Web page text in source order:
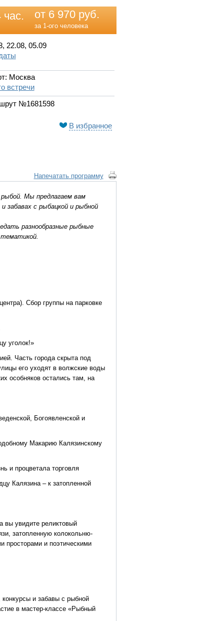
час. от 6 970 руб.
за 1-ого человека
22.08, 05.09
Москва
встречи
№1681598
В избранное
Напечатать программу
рыбой. Мы предлагаем вам
забавах с рыбацкой и рыбной
разнообразные рыбные
тематикой.
Сбор группы на парковке
уголок!»
Часть города скрыта под
его уходят в волжские воды
особняков остались там, на
Богоявленской и
Макарию Калязинскому
и процветала торговля
Калязина – к затопленной
вы увидите реликтовый
затопленную колокольню-
просторами и поэтическими
и забавы с рыбной
в мастер-классе «Рыбный